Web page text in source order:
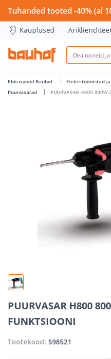
PUURVASAR H800 800W 2
Tuhanded tooted -40% (al
Kauplused
Ehituspood Bauhof Elektritööriistad
Puurvasarad
PUURVASAR H800 800W
PUURVASAR H800
FUNKTSIOONI
Tootekood: 598521